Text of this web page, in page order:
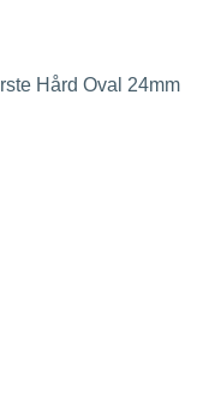
Hård Oval 24mm